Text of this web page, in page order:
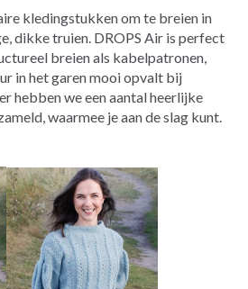
kledingstukken om te breien in
dikke truien. DROPS Air is perfect
breien als kabelpatronen,
in het garen mooi opvalt bij
hebben we een aantal heerlijke
waarmee je aan de slag kunt.